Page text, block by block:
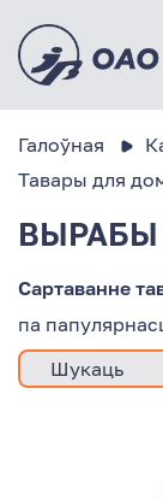
Галоўная
Тавары для
ВЫРАБЫ
Сартаванне
па